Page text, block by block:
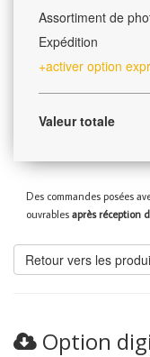
Assortiment de
Expédition
+activer option
Valeur totale
Des commandes posées
ouvrables après réception
Retour vers les
Option